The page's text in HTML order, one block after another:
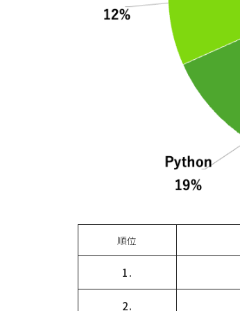
順位
1.
2.